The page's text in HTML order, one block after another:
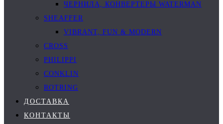
ЧЕРНИЛА, КОНВЕРТЕРЫ WATERMAN
SHEAFFER
VIBRANT, FUN & MODERN
CROSS
PHILIPPI
CONKLIN
ROTRING
ДОСТАВКА
КОНТАКТЫ